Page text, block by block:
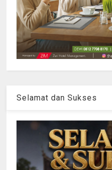
Selamat dan Sukses